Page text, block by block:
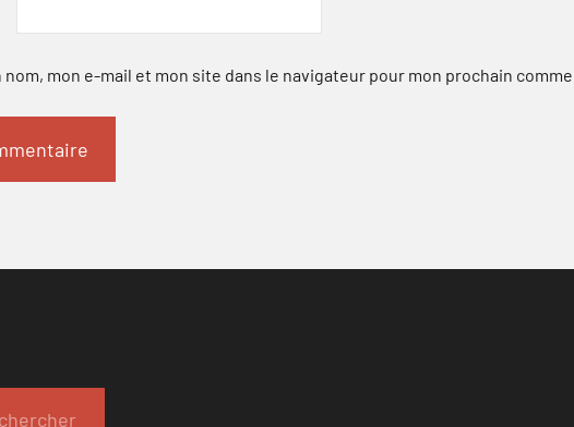
mon e-mail et mon site dans le navigateur pour mon prochain